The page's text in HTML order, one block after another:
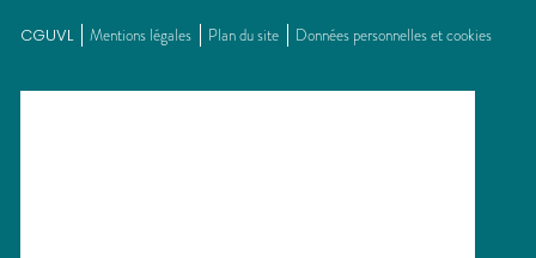
CGUVL Mentions légales Plan du site Données personnelles et cookies